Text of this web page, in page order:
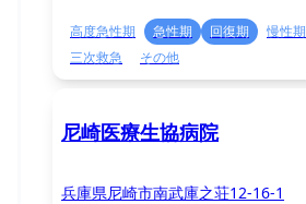
高度急性期 急性期 回復期 慢性期
三次救急
その他
尼崎医療生協病院
兵庫県尼崎市南武庫之荘12-16-1